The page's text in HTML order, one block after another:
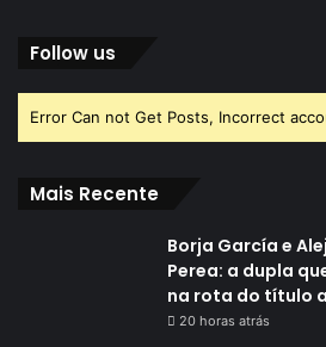
Follow us
Error Can not Get Posts, Incorrect
Mais Recente
Borja García e
Perea: a dupla
na rota do título
20 horas atrás